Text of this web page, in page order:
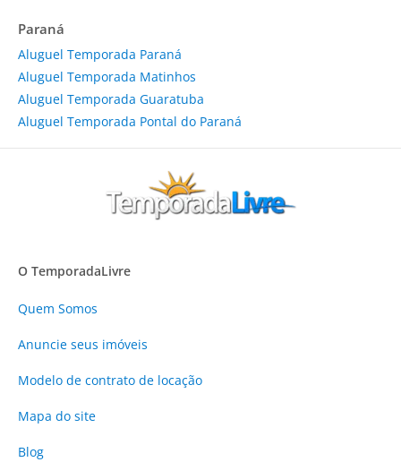
Paraná
Aluguel Temporada Paraná
Aluguel Temporada Matinhos
Aluguel Temporada Guaratuba
Aluguel Temporada Pontal do Paraná
O TemporadaLivre
Quem Somos
Anuncie seus imóveis
Modelo de contrato de locação
Mapa do site
Blog